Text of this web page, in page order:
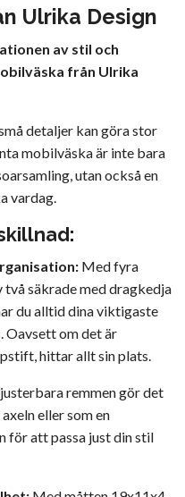
Ulrika Design
av stil och
från Ulrika
detaljer kan göra stor
mobilväska är inte bara
utan också en
vardag.
Med fyra
säkrade med dragkedja
du alltid dina viktigaste
Oavsett om det är
hittar allt sin plats.
remmen gör det
eller som en
för att passa just din stil